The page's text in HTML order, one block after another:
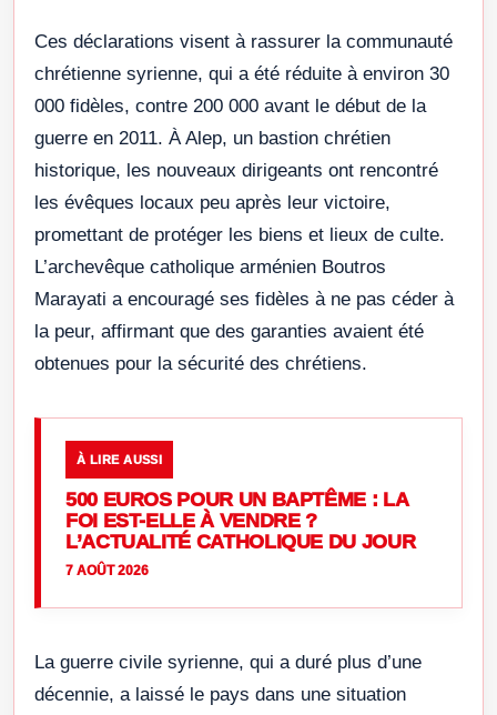
Ces déclarations visent à rassurer la communauté
chrétienne syrienne, qui a été réduite à environ 30
000 fidèles, contre 200 000 avant le début de la
guerre en 2011. À Alep, un bastion chrétien
historique, les nouveaux dirigeants ont rencontré
les évêques locaux peu après leur victoire,
promettant de protéger les biens et lieux de culte.
L’archevêque catholique arménien Boutros
Marayati a encouragé ses fidèles à ne pas céder à
la peur, affirmant que des garanties avaient été
obtenues pour la sécurité des chrétiens.
À LIRE AUSSI
500 EUROS POUR UN BAPTÊME : LA
FOI EST-ELLE À VENDRE ?
L’ACTUALITÉ CATHOLIQUE DU JOUR
7 AOÛT 2026
La guerre civile syrienne, qui a duré plus d’une
décennie, a laissé le pays dans une situation